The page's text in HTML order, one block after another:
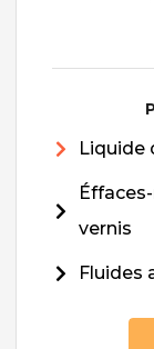
Liquide
vernis
Fluides